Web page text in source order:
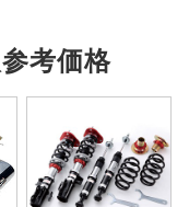
考価格